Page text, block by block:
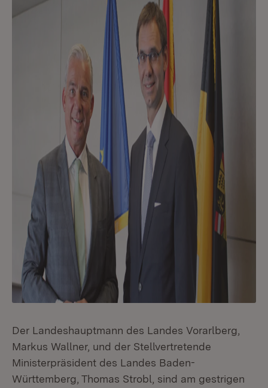
Der Landeshauptmann des Landes Vorarlberg,
Markus Wallner, und der Stellvertretende
Ministerpräsident des Landes Baden-
Württemberg, Thomas Strobl, sind am gestrigen